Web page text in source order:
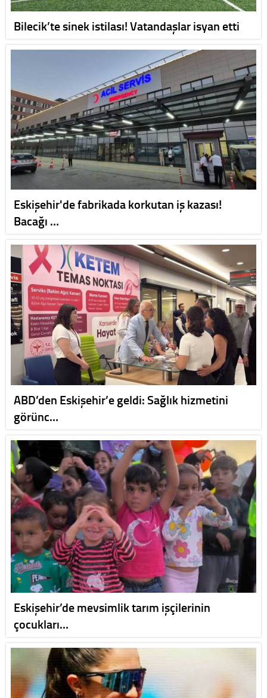
Bilecik’te sinek istilası! Vatandaşlar isyan etti
Eskişehir'de fabrikada korkutan iş kazası!
Bacağı …
ABD’den Eskişehir’e geldi: Sağlık hizmetini
görünc…
Eskişehir’de mevsimlik tarım işçilerinin
çocukları…